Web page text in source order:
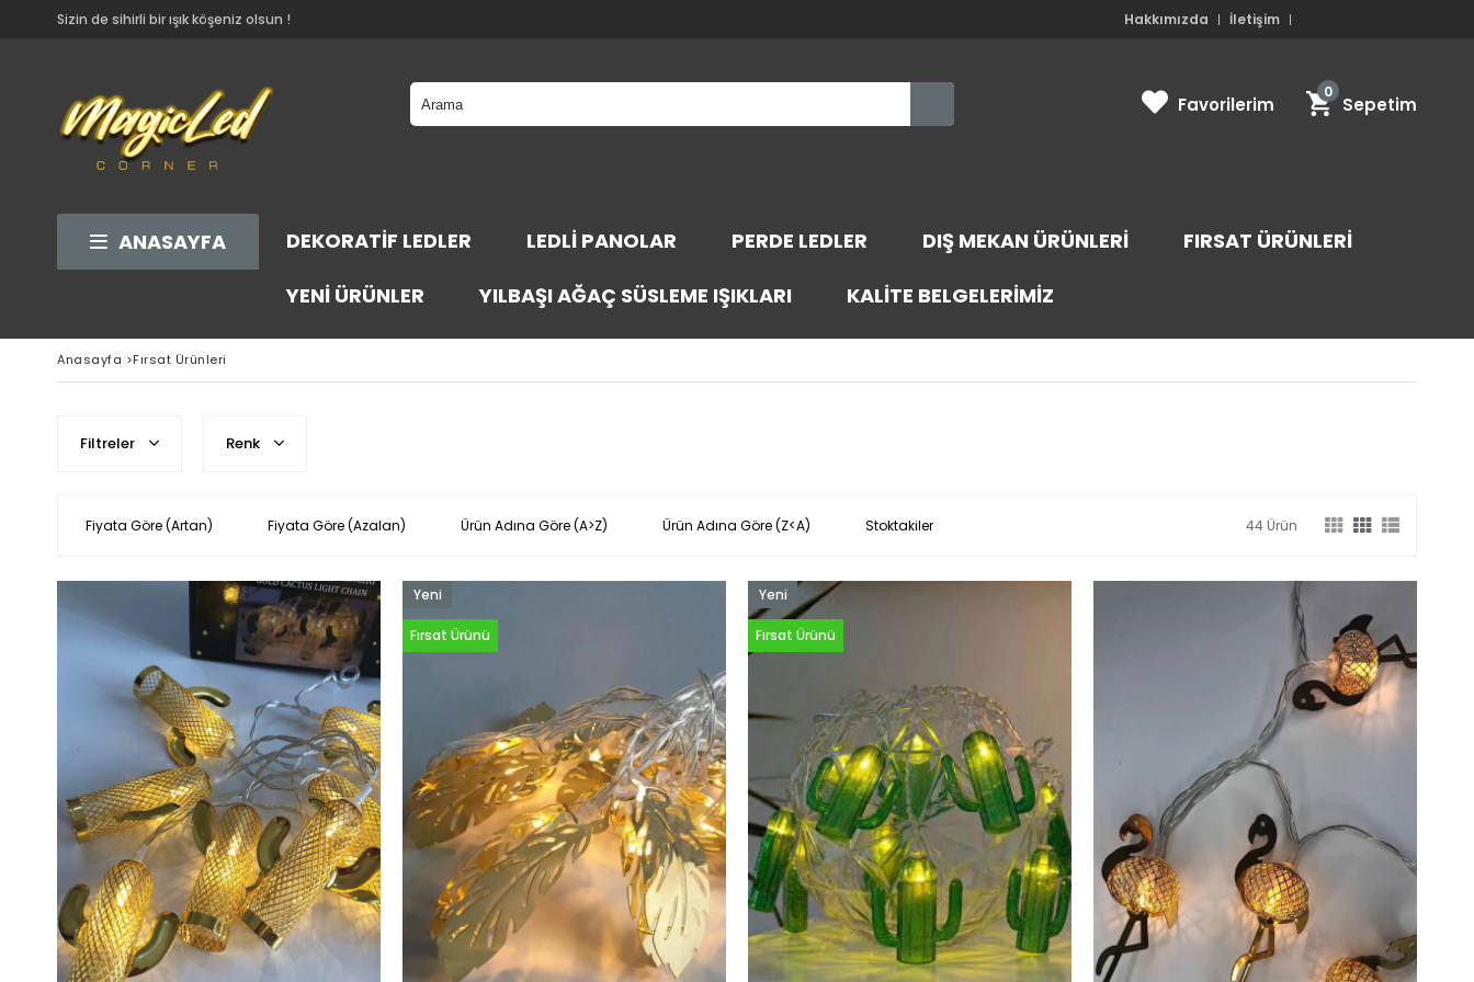
Sizin de sihirli bir ışık köşeniz olsun ! Hakkımızda İletişim
Sepetim
0
ANASAYFA DEKORATIF LEDLER LEDLI PANOLAR PERDE LEDLER DIŞ MEKAN ÜRÜNLERI
FIRSAT ÜRÜNLERI
YENI ÜRÜNLER
YILBAŞI AĞAÇ SÜSLEME IŞIKLARI KALITE BELGELERIMIZ
Favorilerim
Anasayfa >Fırsat Ürünleri
Filtreler Renk
Fiyata Göre (Artan) Fiyata Göre (Azalan) Ürün Adına Göre (A>Z) Ürün Adına Göre (Z<A) Stoktakiler 44 Ürün
Yeni
Ürün
Fırsat Ürünü
Yeni
Ürün
Fırsat Ürünü